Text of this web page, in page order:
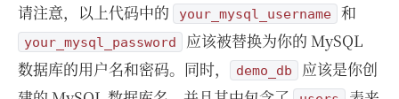
请注意，以上代码中的 your_mysql_username 和
your_mysql_password
应该被替换为你的 MySQL
数据库的用户名和密码。同时，
demo_db
应该是你创